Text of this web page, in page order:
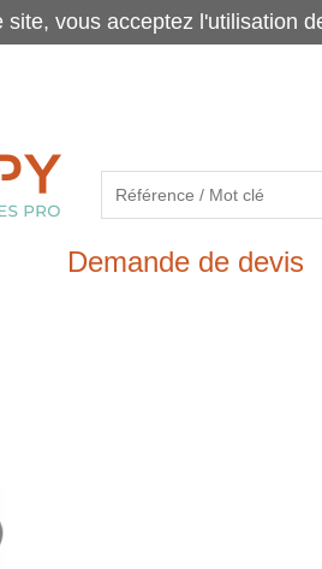
Demande de devis
site, vous acceptez